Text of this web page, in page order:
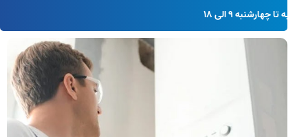
از شنبه تا چهارشنبه 9 الی 18